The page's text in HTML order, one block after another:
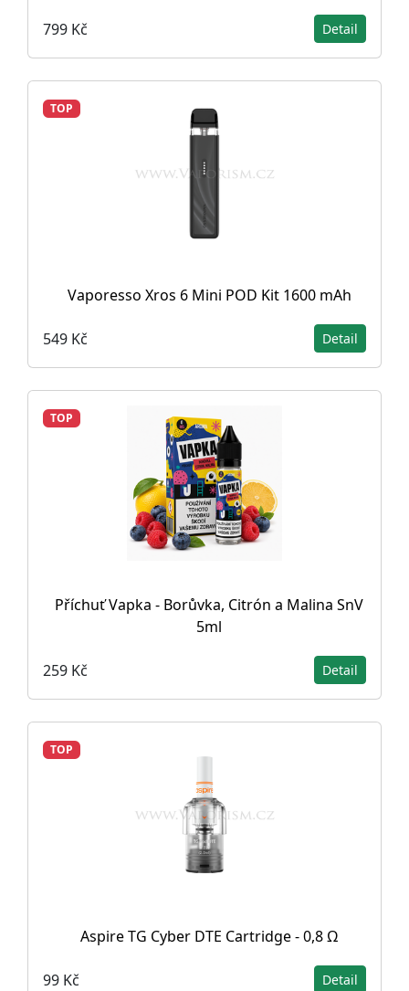
799 Kč Detail
TOP
Vaporesso Xros 6 Mini POD Kit 1600 mAh
549 Kč Detail
TOP
Příchuť Vapka - Borůvka, Citrón a Malina SnV
5ml
259 Kč Detail
TOP
Aspire TG Cyber DTE Cartridge - 0,8 Ω
99 Kč Detail